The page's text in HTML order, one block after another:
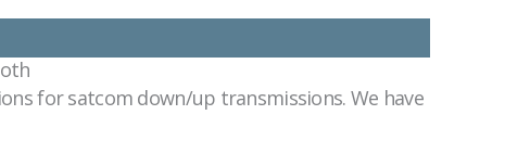
for satcom down/up transmissions. We have